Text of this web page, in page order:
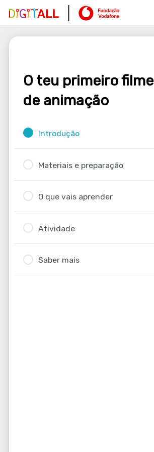
O teu primeiro filme
de animação
Introdução
Materiais e preparação
O que vais aprender
Atividade
Saber mais